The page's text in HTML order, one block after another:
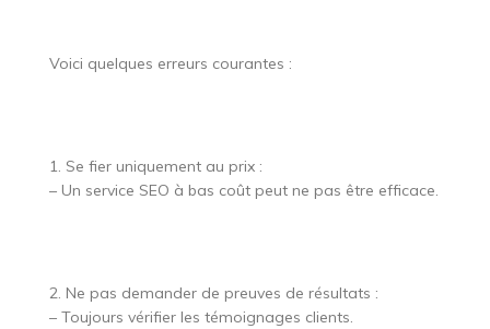
Voici quelques erreurs courantes :
1. Se fier uniquement au prix :
– Un service SEO à bas coût peut ne pas être efficace.
2. Ne pas demander de preuves de résultats :
– Toujours vérifier les témoignages clients.